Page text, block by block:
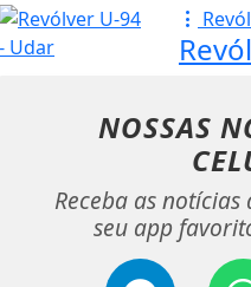
NOSSAS
Receba as
seu app